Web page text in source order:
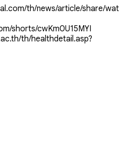
th/news/article/share/
shorts/cwKm0U15MYI
th/healthdetail.asp?